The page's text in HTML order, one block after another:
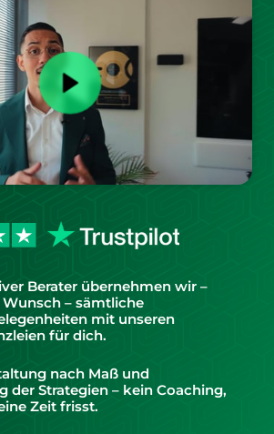
Berater übernehmen wir –
– sämtliche
mit unseren
für dich.
nach Maß und
der Strategien – kein Coaching,
Zeit frisst.